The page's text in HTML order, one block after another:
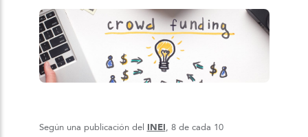
Según una publicación del INEI, 8 de cada 10